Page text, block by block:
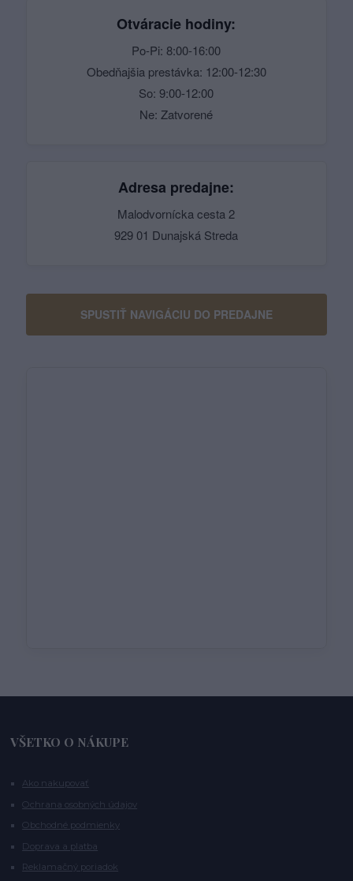
Otváracie hodiny:
Po-Pi: 8:00-16:00
Obedňajšia prestávka: 12:00-12:30
So: 9:00-12:00
Ne: Zatvorené
Adresa predajne:
Malodvornícka cesta 2
929 01 Dunajská Streda
SPUSTIŤ NAVIGÁCIU DO PREDAJNE
VŠETKO O NÁKUPE
Ako nakupovať
Ochrana osobných údajov
Obchodné podmienky
Doprava a platba
Reklamačný poriadok